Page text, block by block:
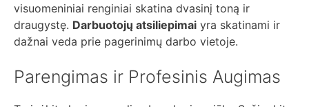
visuomeniniai renginiai skatina dvasinį toną ir
draugystę. Darbuotojų atsiliepimai yra skatinami ir
dažnai veda prie pagerinimų darbo vietoje.
Parengimas ir Profesinis Augimas